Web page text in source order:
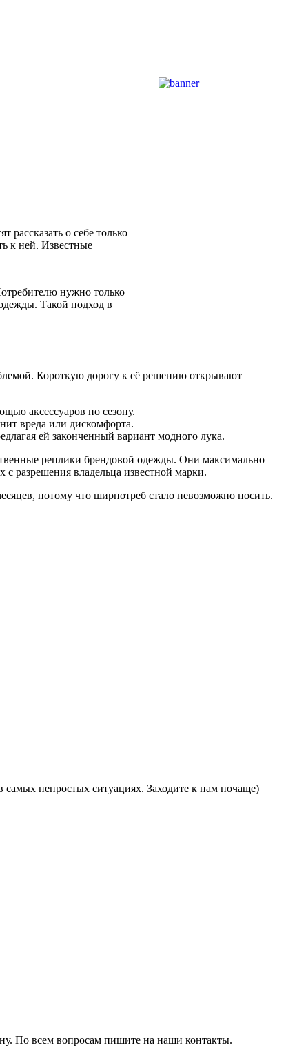
о себе только
к ней. Известные
нужно только
Такой подход в
Короткую дорогу к её решению открывают
аксессуаров по сезону.
вреда или дискомфорта.
ей законченный вариант модного лука.
реплики брендовой одежды. Они максимально
разрешения владельца известной марки.
потому что ширпотреб стало невозможно носить.
непростых ситуациях. Заходите к нам почаще)
По всем вопросам пишите на наши контакты.